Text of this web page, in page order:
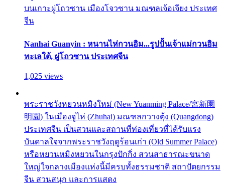
บนเกาะผู่โถวซาน เมืองโจวซาน มณฑลเจ้อเจียง ประเทศ
จีน
Nanhai Guanyin : หนานไห่กวนอิม...รูปปั้นเจ้าแม่กวนอิม
ทะเลใต้, ผู่โถวซาน ประเทศจีน
1,025 views
พระราชวังหยวนหมิงใหม่ (New Yuanming Palace/宮新園
明園) ในเมืองจูไห่ (Zhuhai) มณฑลกวางตุ้ง (Quangdong)
ประเทศจีน เป็นสวนและสถานที่ท่องเที่ยวที่ได้รับแรง
บันดาลใจจากพระราชวังฤดูร้อนเก่า (Old Summer Palace)
หรือหยวนหมิงหยวนในกรุงปักกิ่ง สวนสาธารณะขนาด
ใหญ่ใจกลางเมืองแห่งนี้มีครบทั้งธรรมชาติ สถาปัตยกรรม
จีน สวนสนุก และการแสดง